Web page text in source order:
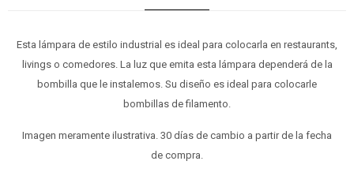
Esta lámpara de estilo industrial es ideal para colocarla en restaurants,
livings o comedores. La luz que emita esta lámpara dependerá de la
bombilla que le instalemos. Su diseño es ideal para colocarle
bombillas de filamento.
Imagen meramente ilustrativa. 30 días de cambio a partir de la fecha
de compra.